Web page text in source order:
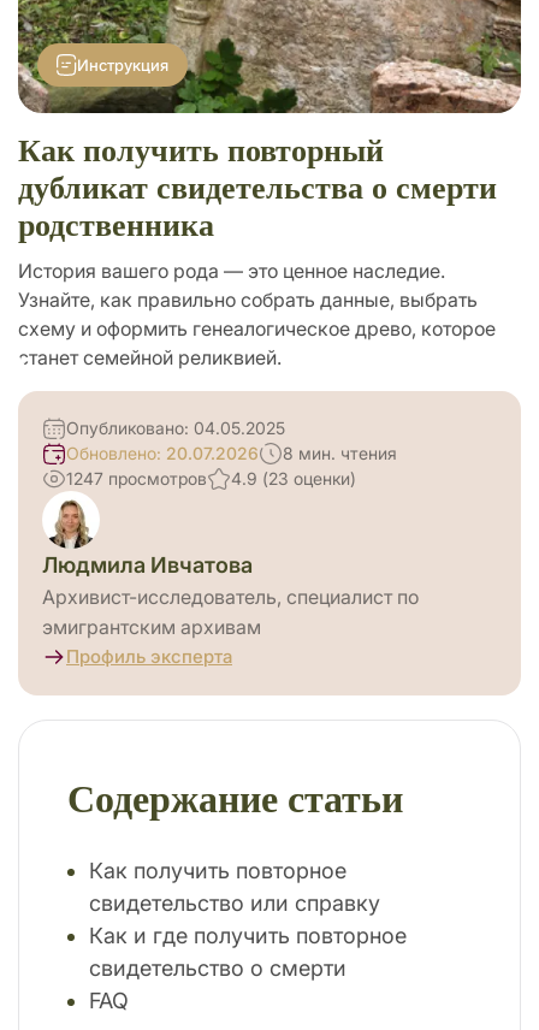
Поиск родственников
Подарки
Инструкция
Как получить повторный
дубликат свидетельства о смерти
родственника
История вашего рода — это ценное наследие.
Узнайте, как правильно собрать данные, выбрать
схему и оформить генеалогическое древо, которое
станет семейной реликвией.
Опубликовано: 04.05.2025
Обновлено: 20.07.2026
8 мин. чтения
1247 просмотров
4.9 (23 оценки)
Людмила Ивчатова
Архивист-исследователь, специалист по
эмигрантским архивам
Профиль эксперта
Содержание статьи
Как получить повторное
свидетельство или справку
Как и где получить повторное
свидетельство о смерти
FAQ